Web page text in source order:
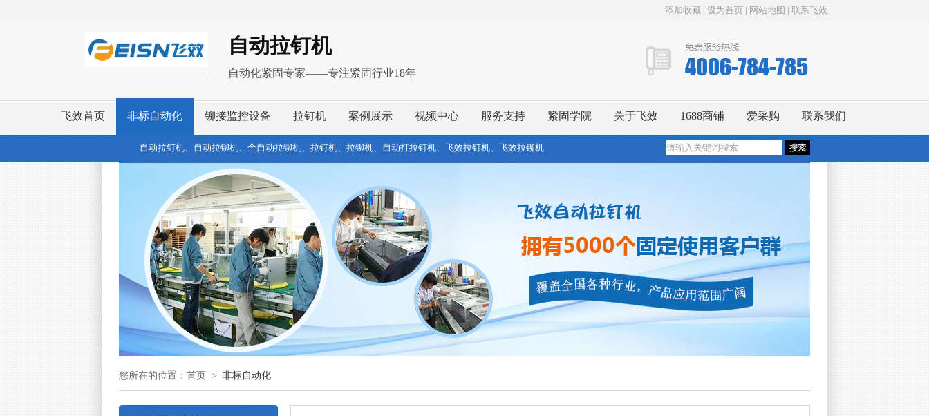
添加收藏 | 设为首页 | 网站地图 | 联系飞效
自动拉钉机
自动化紧固专家——专注紧固行业18年
飞效首页 非标自动化 铆接监控设备 拉钉机 案例展示 视频中心 服务支持 紧固学院 关于飞效 1688商铺 爱采购 联系我们
自动拉钉机、自动拉铆机、全自动拉铆机、拉钉机、拉铆机、自动打拉钉机、飞效拉钉机、飞效拉铆机
您所在的位置：首页 > 非标自动化